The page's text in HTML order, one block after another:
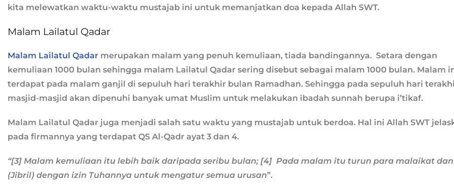
kita melewatkan waktu-waktu mustajab ini untuk memanjatkan doa kepada Allah SWT.
Malam Lailatul Qadar
Malam Lailatul Qadar merupakan malam yang penuh kemuliaan, tiada bandingannya. Setara dengan
kemuliaan 1000 bulan sehingga malam Lailatul Qadar sering disebut sebagai malam 1000 bulan. Malam
terdapat pada malam ganjil di sepuluh hari terakhir bulan Ramadhan. Sehingga pada sepuluh hari
masjid-masjid akan dipenuhi banyak umat Muslim untuk melakukan ibadah sunnah berupa i’tikaf.
Malam Lailatul Qadar juga menjadi salah satu waktu yang mustajab untuk berdoa. Hal ini Allah SWT
pada firmannya yang terdapat QS Al-Qadr ayat 3 dan 4.
“[3] Malam kemuliaan itu lebih baik daripada seribu bulan; [4] Pada malam itu turun para malaikat dan
(Jibril) dengan izin Tuhannya untuk mengatur semua urusan”.